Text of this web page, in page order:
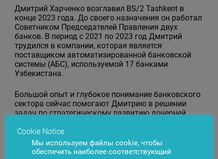
Дмитрий Харченко возглавил BS/2 Tashkent в
конце 2023 года. До своего назначения он работал
Советником Председателей Правления двух
банков. В период с 2021 по 2023 год Дмитрий
трудился в компании, которая является
поставщиком автоматизированной банковской
системы (АБС), используемой 17 банками
Узбекистана.
Большой опыт и глубокое понимание банковского
сектора сейчас помогают Дмитрию в решении
задач по стратегическому развитию дочерней
Вне работы Дмитрий ценит время, проведенное с
семьей, и активно занимается спортом. Одним из
Cookie Notice
Мы используем файлы cookie, чтобы
обеспечить наиболее соответствующий